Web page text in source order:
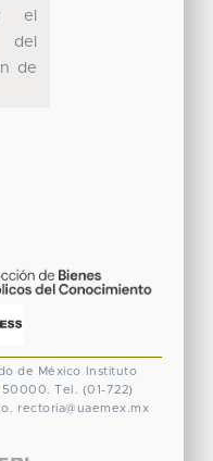
el
del
de
de México
Instituto
50000. Tel. (01-722)
rectoria@uaemex.mx